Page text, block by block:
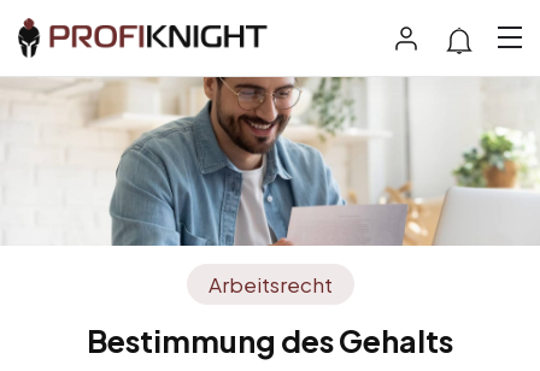
Arbeitsrecht
Bestimmung des Gehalts